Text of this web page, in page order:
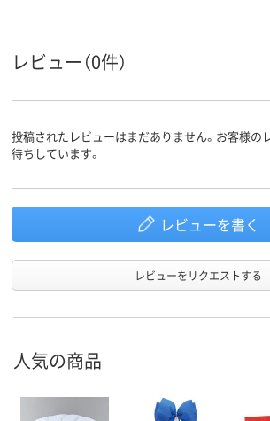
レビュー（0件）
投稿されたレビューはまだありません。お客様の
待ちしています。
レビューを書く
レビューをリクエストする
人気の商品